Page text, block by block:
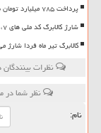
پرداخت ۷۸۵ میلیارد تومان به مادران مشمول کارت امید مهر
شارژ کالابرگ کد ملی های ۷، ۸ و ۹
کالابرگ تیر ماه فردا شارژ
نظرات
نظر شما در
نام: